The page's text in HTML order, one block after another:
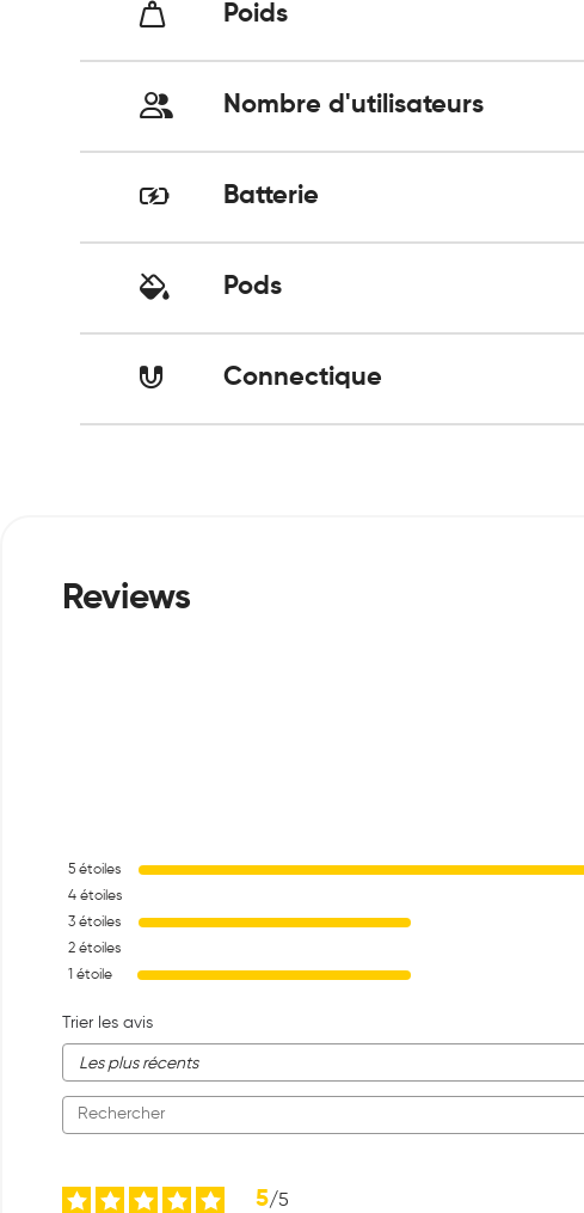
Poids
Nombre d'utilisateurs
Batterie
Pods
Connectique
5 étoiles
4 étoiles
3 étoiles
2 étoiles
1 étoile
Trier les avis
5/5